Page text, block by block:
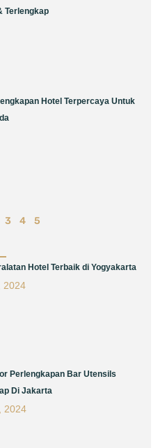
Terlengkap
Hotel Terpercaya Untuk
3 4 5
Hotel Terbaik di Yogyakarta
2024
Perlengkapan Bar Utensils
Di Jakarta
2024
PagePagePage